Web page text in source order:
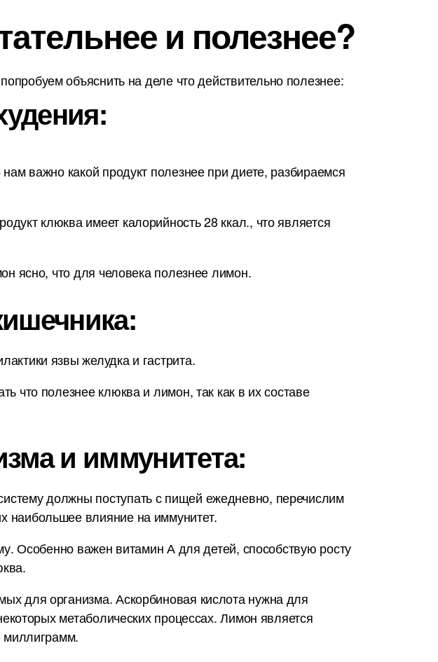
и полезнее?
объяснить на деле что действительно полезнее:
важно какой продукт полезнее при диете, разбираемся
клюква имеет калорийность 28 ккал., что является
ясно, что для человека полезнее лимон.
язвы желудка и гастрита.
что полезнее клюква и лимон, так как в их составе
и иммунитета:
должны поступать с пищей ежедневно, перечислим
наибольшее влияние на иммунитет.
Особенно важен витамин А для детей, способствую росту
для организма. Аскорбиновая кислота нужна для
метаболических процессах. Лимон является
миллиграмм.